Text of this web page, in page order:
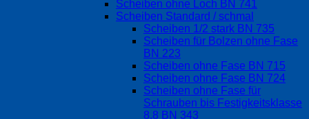
Scheiben ohne Loch BN 741
Scheiben Standard / schmal
Scheiben 1/2 stark BN 735
Scheiben für Bolzen ohne Fase
BN 223
Scheiben ohne Fase BN 715
Scheiben ohne Fase BN 724
Scheiben ohne Fase für
Schrauben bis Festigkeitsklasse
8.8 BN 343